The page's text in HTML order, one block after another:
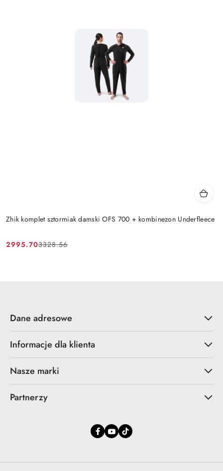
Zhik komplet sztormiak damski OFS 700 + kombinezon Underfleece
Cena
2995.70
Cena
3328.56
Dane adresowe
Informacje dla klienta
Nasze marki
Partnerzy